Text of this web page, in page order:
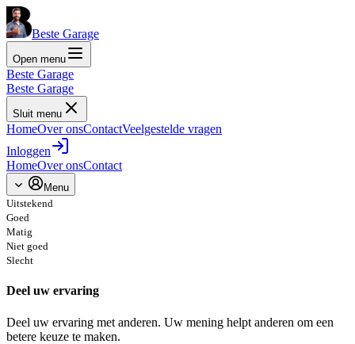
Beste Garage
Open menu
Beste Garage
Beste Garage
Sluit menu
HomeOver onsContactVeelgestelde vragen
Inloggen
HomeOver onsContact
Menu
Uitstekend
Goed
Matig
Niet goed
Slecht
Deel uw ervaring
Deel uw ervaring met anderen. Uw mening helpt anderen om een
betere keuze te maken.